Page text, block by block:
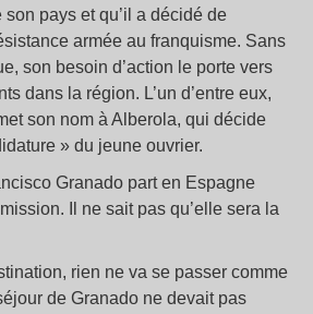
son pays et qu’il a décidé de
armée au franquisme. Sans
son besoin d’action le porte vers
dans la région. L’un d’entre eux,
son nom à Alberola, qui décide
» du jeune ouvrier.
Granado part en Espagne
Il ne sait pas qu’elle sera la
rien ne va se passer comme
de Granado ne devait pas